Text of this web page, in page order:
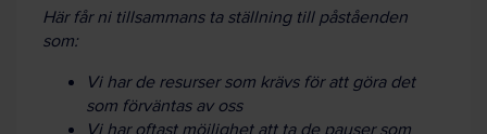
Här får ni tillsammans ta ställning till påståenden
som:
Vi har de resurser som krävs för att göra det
som förväntas av oss
Vi har oftast möjlighet att ta de pauser som